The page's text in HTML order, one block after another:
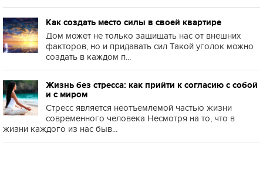
Как создать место силы в своей квартире
Дом может не только защищать нас от внешних
факторов, но и придавать сил Такой уголок можно
создать в каждом п...
Жизнь без стресса: как прийти к согласию с собой
и с миром
Стресс является неотъемлемой частью жизни
современного человека Несмотря на то, что в
жизни каждого из нас быв...